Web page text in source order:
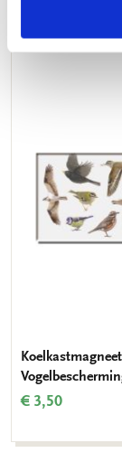
Meer van
€ 3,50